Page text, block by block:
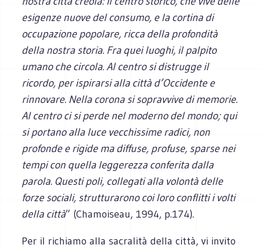
esigenze nuove del consumo, e la cortina di
occupazione popolare, ricca della profondità
della nostra storia. Fra quei luoghi, il palpito
umano che circola. Al centro si distrugge il
ricordo, per ispirarsi alla città d’Occidente e
rinnovare. Nella corona si sopravvive di memorie.
Al centro ci si perde nel moderno del mondo; qui
si portano alla luce vecchissime radici, non
profonde e rigide ma diffuse, profuse, sparse nei
tempi con quella leggerezza conferita dalla
parola. Questi poli, collegati alla volontà delle
forze sociali, strutturarono coi loro conflitti i volti
della città” (Chamoiseau, 1994, p.174).
Per il richiamo alla sacralità della città, vi invito